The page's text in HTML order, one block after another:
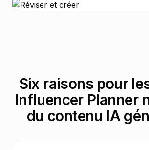
Six raisons pour
Influencer Planner
du contenu IA